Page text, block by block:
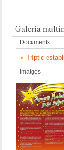
Galeria
Documents
Tríptic
Imatges